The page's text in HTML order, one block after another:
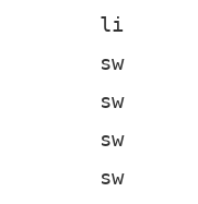
li
sw
sw
sw
sw